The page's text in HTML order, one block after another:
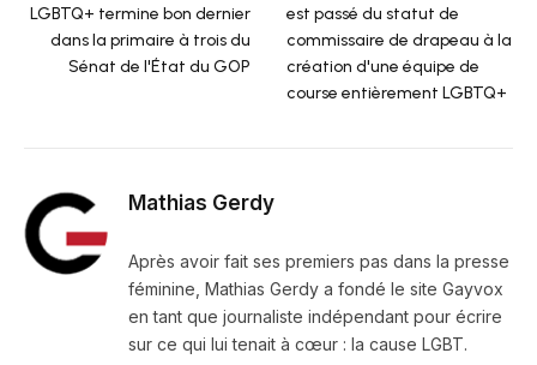
LGBTQ+ termine bon dernier
dans la primaire à trois du
Sénat de l'État du GOP
est passé du statut de
commissaire de drapeau à la
création d'une équipe de
course entièrement LGBTQ+
Mathias Gerdy
Après avoir fait ses premiers pas dans la presse
féminine, Mathias Gerdy a fondé le site Gayvox
en tant que journaliste indépendant pour écrire
sur ce qui lui tenait à cœur : la cause LGBT.